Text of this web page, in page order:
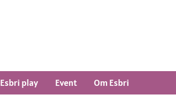
Esbri play Event Om Esbri